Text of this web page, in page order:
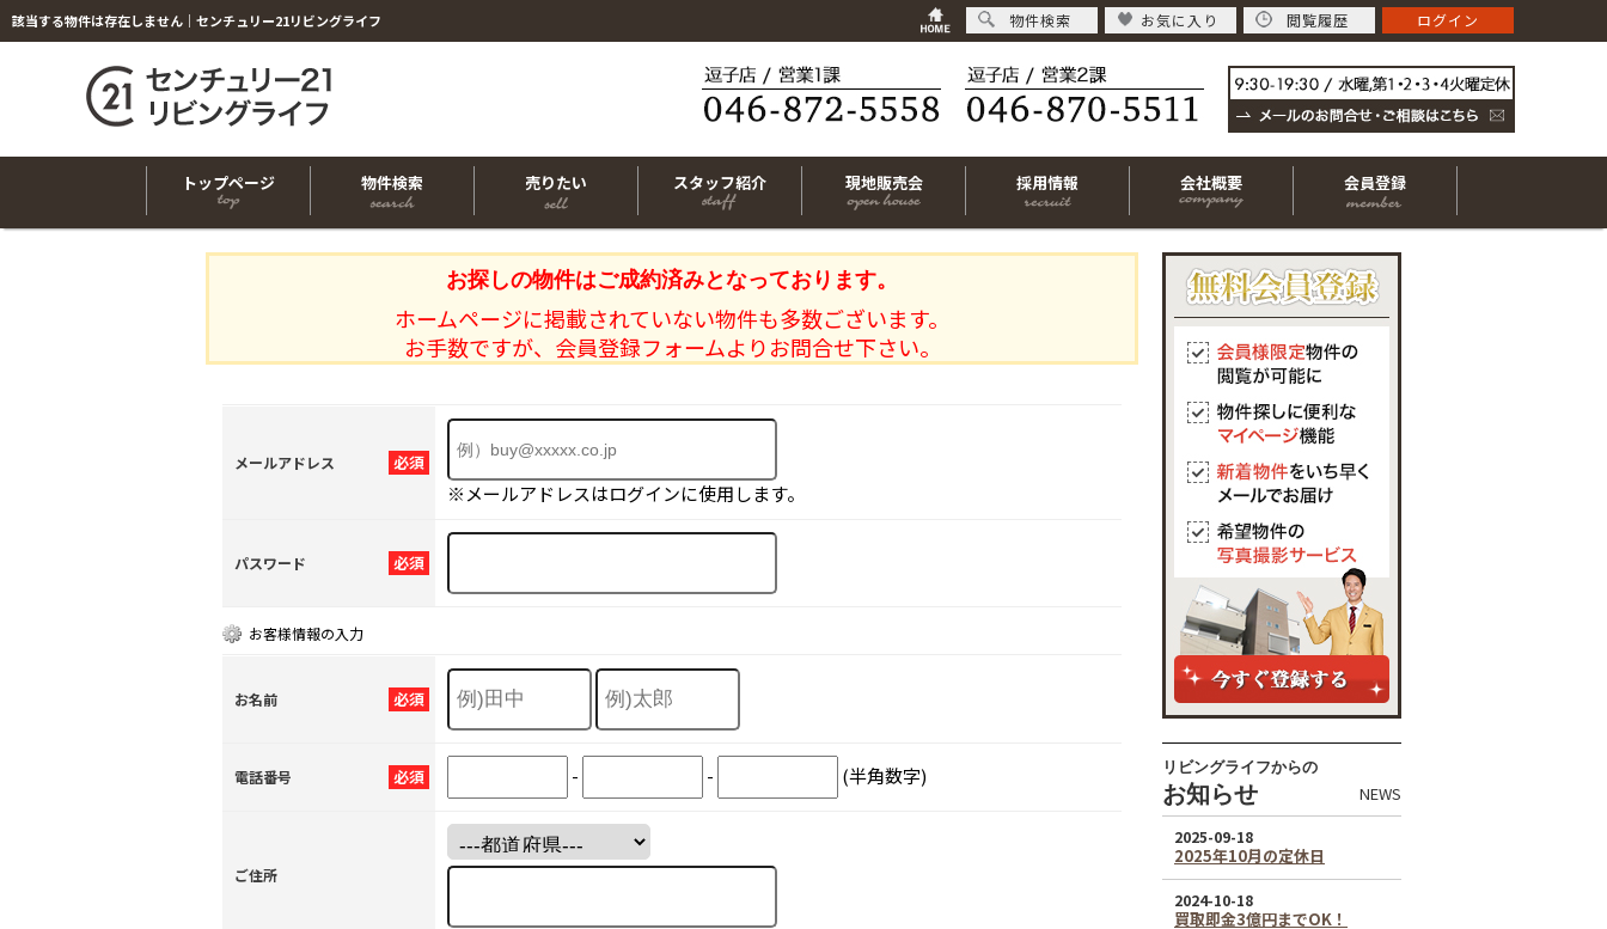
該当する物件は存在しません｜センチュリー21リビングライフ
トップページ 物件検索 売りたい スタッフ紹介 現地販売会 採用情報 会社概要 会員登録
お探しの物件はご成約済みとなっております。
ホームページに掲載されていない物件も多数ございます。
お手数ですが、会員登録フォームよりお問合せ下さい。
必須
メールアドレス
※メールアドレスはログインに使用します。
必須
パスワード
お客様情報の入力
必須
お名前
必須
電話番号 - - (半角数字)
ご住所
リビングライフからの
お知らせ NEWS
物件検索 お気に入り 閲覧履歴 ログイン